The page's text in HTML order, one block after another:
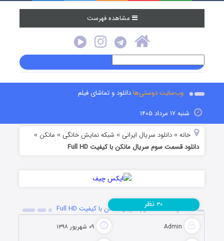
مشاهده فهرست
وب‌سایت دوستی‌هادانلود و تماشای فیلم
شنبه ۱۷ مرداد ۱۴۰۵
خانه »دانلود سریال ایرانی » شبکه نمایش خانگی » مانکن »
دانلود قسمت سوم سریال مانکن با کیفیت Full HD
دانلود قسمت سوم سریال مانکن با کیفیت Full HD
Admin ۰۹ شهریور ۱۳۹۸
۳۰ نظر